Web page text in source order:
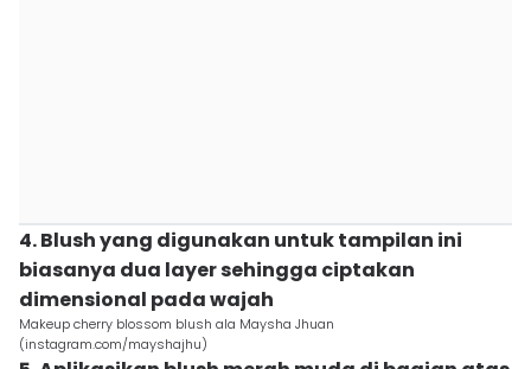
4. Blush yang digunakan untuk tampilan ini
biasanya dua layer sehingga ciptakan
dimensional pada wajah
Makeup cherry blossom blush ala Maysha Jhuan
(instagram.com/mayshajhu)